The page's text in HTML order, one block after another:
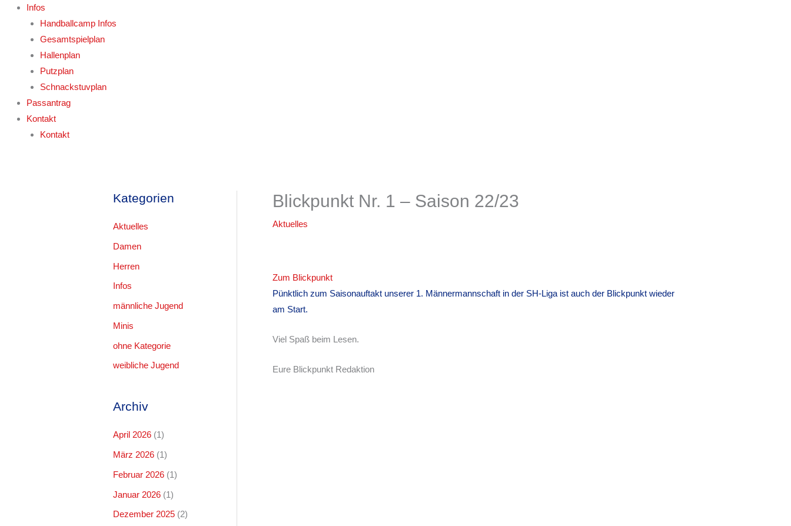
Infos
Handballcamp Infos
Gesamtspielplan
Hallenplan
Putzplan
Schnackstuvplan
Passantrag
Kontakt
Kontakt
Kategorien
Aktuelles
Damen
Herren
Infos
männliche Jugend
Minis
ohne Kategorie
weibliche Jugend
Archiv
April 2026 (1)
März 2026 (1)
Februar 2026 (1)
Januar 2026 (1)
Dezember 2025 (2)
Blickpunkt Nr. 1 – Saison 22/23
Aktuelles
Zum Blickpunkt
Pünktlich zum Saisonauftakt unserer 1. Männermannschaft in der SH-Liga ist auch der Blickpunkt wieder
am Start.
Viel Spaß beim Lesen.
Eure Blickpunkt Redaktion